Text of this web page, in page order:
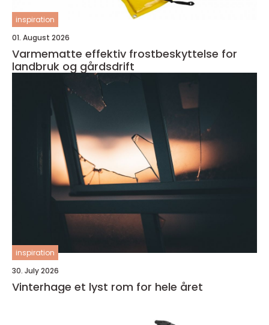
inspiration
01. August 2026
Varmematte effektiv frostbeskyttelse for
landbruk og gårdsdrift
inspiration
30. July 2026
Vinterhage et lyst rom for hele året